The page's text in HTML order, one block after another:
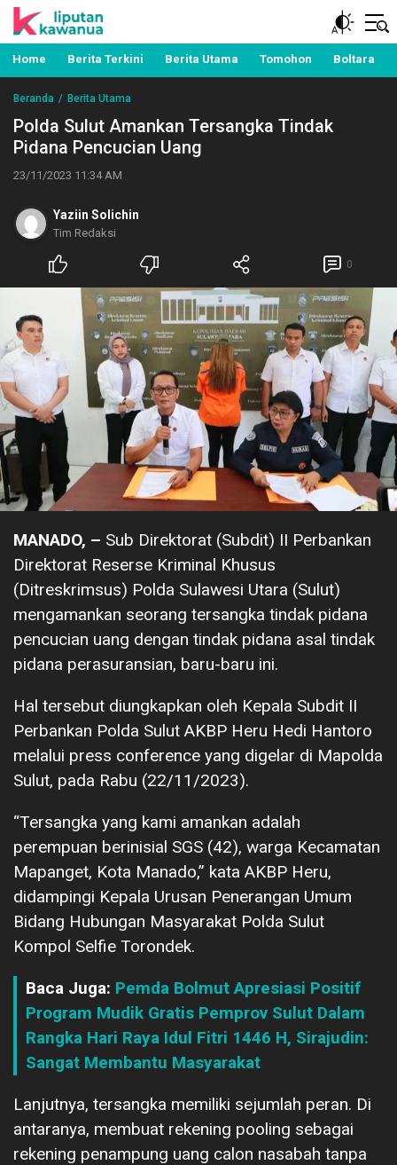
Liputan Kawanua
Berita Manado, Sulawesi Utara, Kawanua, Politik,
Pemerintahan, Hukum Kriminal dan Nasional
Home Berita Terkini Berita Utama Tomohon Boltara
Beranda Berita Utama
Polda Sulut Amankan Tersangka Tindak
Pidana Pencucian Uang
23/11/2023 11:34 AM
Yaziin Solichin
Tim Redaksi
0
MANADO, – Sub Direktorat (Subdit) II Perbankan
Direktorat Reserse Kriminal Khusus
(Ditreskrimsus) Polda Sulawesi Utara (Sulut)
mengamankan seorang tersangka tindak pidana
pencucian uang dengan tindak pidana asal tindak
pidana perasuransian, baru-baru ini.
Hal tersebut diungkapkan oleh Kepala Subdit II
Perbankan Polda Sulut AKBP Heru Hedi Hantoro
melalui press conference yang digelar di Mapolda
Sulut, pada Rabu (22/11/2023).
“Tersangka yang kami amankan adalah
perempuan berinisial SGS (42), warga Kecamatan
Mapanget, Kota Manado,” kata AKBP Heru,
didampingi Kepala Urusan Penerangan Umum
Bidang Hubungan Masyarakat Polda Sulut
Kompol Selfie Torondek.
Baca Juga: Pemda Bolmut Apresiasi Positif
Program Mudik Gratis Pemprov Sulut Dalam
Rangka Hari Raya Idul Fitri 1446 H, Sirajudin:
Sangat Membantu Masyarakat
Lanjutnya, tersangka memiliki sejumlah peran. Di
antaranya, membuat rekening pooling sebagai
rekening penampung uang calon nasabah tanpa